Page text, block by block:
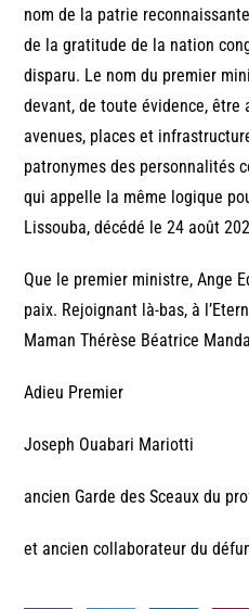
nom de la patrie
de la gratitude de la nation
disparu. Le nom du premier
devant, de toute évidence,
avenues, places et
patronymes des personnalités
qui appelle la même logique
Lissouba, décédé le 24 août
Que le premier ministre, Ange
paix. Rejoignant là-bas, à
Maman Thérèse Béatrice
Adieu Premier
Joseph Ouabari Mariotti
ancien Garde des Sceaux du
et ancien collaborateur du